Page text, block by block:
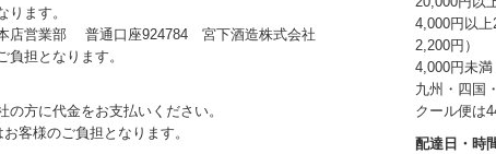
ります。
店営業部 普通口座924784 宮下酒造株式会社
負担となります。
の方に代金をお支払いください。
客様のご負担となります。
4,000円以
2,200円）
4,000円未満
九州・四国
クール便は
配達日・時